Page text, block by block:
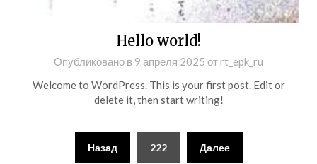
Hello world!
Опубликовано в 9 апреля 2025 отrt_epk_ru
Welcome to WordPress. This is your first post. Edit or
delete it, then start writing!
Пагинация Назад 222 Далее